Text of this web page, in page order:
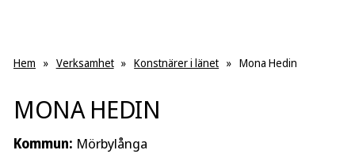
Hem » Verksamhet » Konstnärer i länet » Mona Hedin
MONA HEDIN
Kommun: Mörbylånga